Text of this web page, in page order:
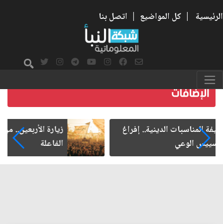
الرئيسية | كل المواضيع | اتصل بنا
زيارة الأربعين.. من الفاعلية المجتمعية إلى المواطنة